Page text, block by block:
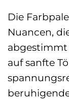
Die
Nuancen,
abgestimmt
auf sanfte